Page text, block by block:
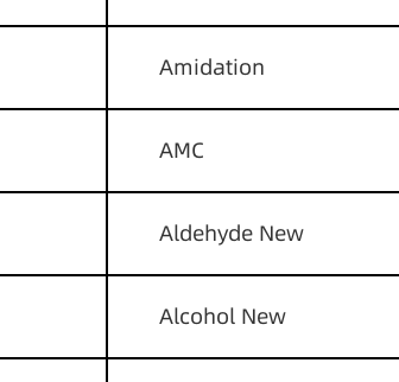
Amidation
AMC
Aldehyde New
Alcohol New